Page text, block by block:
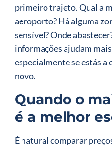
primeiro trajeto. Qual a
aeroporto? Há alguma
sensível? Onde
informações ajudam
especialmente se estás
novo.
Quando o
é a melhor
É natural comparar